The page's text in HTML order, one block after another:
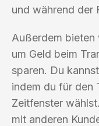
und während der
Außerdem bieten
um Geld beim
sparen. Du
indem du für den
Zeitfenster
mit anderen